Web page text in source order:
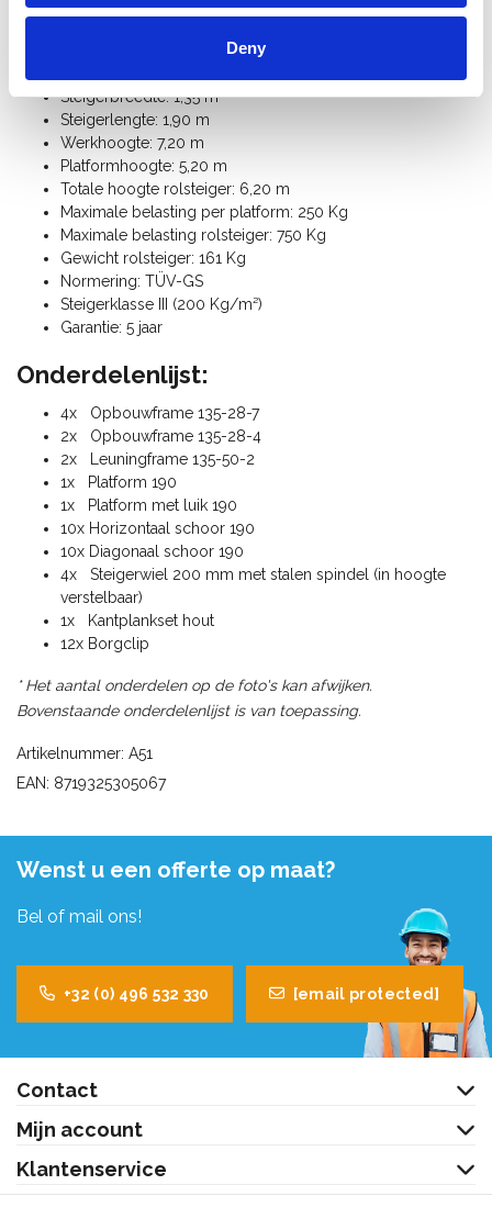
Deny
Bekijk hier dehandleiding ASC universele rolsteiger
Steigerbreedte: 1,35 m
Steigerlengte: 1,90 m
Werkhoogte: 7,20 m
Platformhoogte: 5,20 m
Totale hoogte rolsteiger: 6,20 m
Maximale belasting per platform: 250 Kg
Maximale belasting rolsteiger: 750 Kg
Gewicht rolsteiger: 161 Kg
Normering: TÜV-GS
Steigerklasse III (200 Kg/m²)
Garantie: 5 jaar
Onderdelenlijst:
4x Opbouwframe 135-28-7
2x Opbouwframe 135-28-4
2x Leuningframe 135-50-2
1x Platform 190
1x Platform met luik 190
10x Horizontaal schoor 190
10x Diagonaal schoor 190
4x Steigerwiel 200 mm met stalen spindel (in hoogte
verstelbaar)
1x Kantplankset hout
12x Borgclip
* Het aantal onderdelen op de foto's kan afwijken.
Bovenstaande onderdelenlijst is van toepassing.
Artikelnummer: A51
EAN: 8719325305067
Wenst u een offerte op maat?
Bel of mail ons!
+32 (0) 496 532 330 [email protected]
Contact
Mijn account
Klantenservice